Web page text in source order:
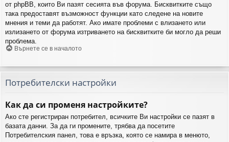
от phpBB, които Ви пазят сесията във форума. Бисквитките също
така предоставят възможност функции като следене на новите
мнения и теми да работят. Ако имате проблеми с влизането или
излизането от форума изтриването на бисквитките би могло да реши
проблема.
Върнете се в началото
Потребителски настройки
Как да си променя настройките?
Ако сте регистриран потребител, всичките Ви настройки се пазят в
базата данни. За да ги промените, трябва да посетите
Потребителския панел, това е връзка, която се намира в менюто,